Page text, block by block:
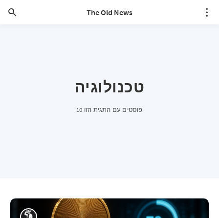
The Old News
טכנולוגיה
10 פוסטים עם התגית הזו